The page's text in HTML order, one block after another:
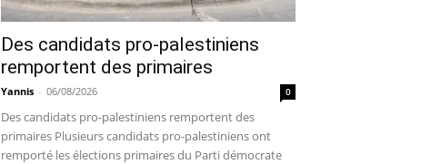
Des candidats pro-palestiniens
remportent des primaires
Yannis - 06/08/2026 0
Des candidats pro-palestiniens remportent des
primaires Plusieurs candidats pro-palestiniens ont
remporté les élections primaires du Parti démocrate